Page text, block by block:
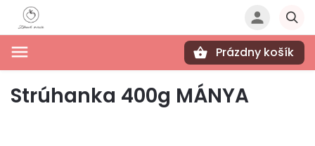
Prázdny košík
Strúhanka 400g MÁNYA